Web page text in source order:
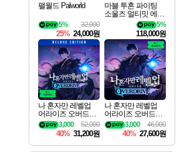
팰월드 Palworld
32,000
5%
25% 24,000원
마블 투혼 파이팅
소울즈 얼티밋 에디
션 예약구매 MARV
EL Tokon Fighting S
ouls Ultimate Edition
Pre-Purchase
5%
118,000원
나 혼자만 레벨업
어라이즈 오버드라
이브 디럭스 에디션
Solo Leveling Arise
Overdrive Deluxe Edi
tion
52,000
3,000
40% 31,200원
나 혼자만 레벨업
어라이즈 오버드라
이브 Solo Leveling A
rise
46,000
3,000
40% 27,600원